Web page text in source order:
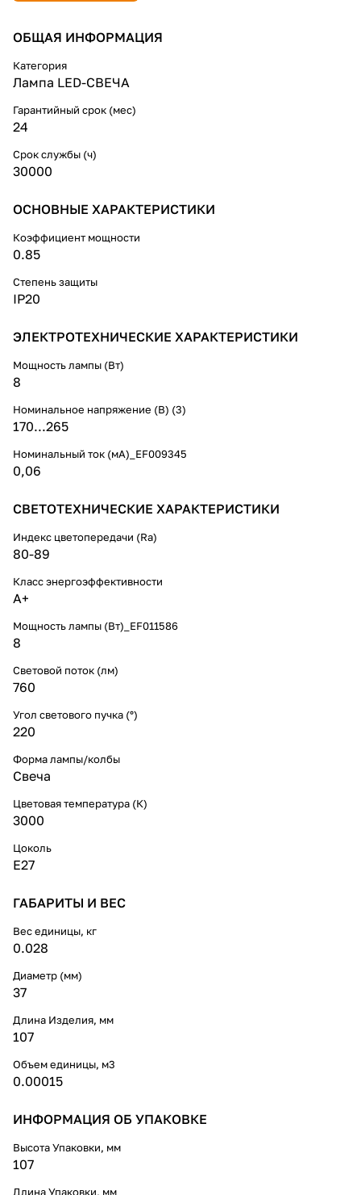
ОБЩАЯ ИНФОРМАЦИЯ
Категория
Лампа LED-СВЕЧА
Гарантийный срок (мес)
24
Срок службы (ч)
30000
ОСНОВНЫЕ ХАРАКТЕРИСТИКИ
Коэффициент мощности
0.85
Степень защиты
IP20
ЭЛЕКТРОТЕХНИЧЕСКИЕ ХАРАКТЕРИСТИКИ
Мощность лампы (Вт)
8
Номинальное напряжение (В) (3)
170...265
Номинальный ток (мА)_EF009345
0,06
СВЕТОТЕХНИЧЕСКИЕ ХАРАКТЕРИСТИКИ
Индекс цветопередачи (Ra)
80-89
Класс энергоэффективности
A+
Мощность лампы (Вт)_EF011586
8
Световой поток (лм)
760
Угол светового пучка (°)
220
Форма лампы/колбы
Свеча
Цветовая температура (К)
3000
Цоколь
E27
ГАБАРИТЫ И ВЕС
Вес единицы, кг
0.028
Диаметр (мм)
37
Длина Изделия, мм
107
Объем единицы, м3
0.00015
ИНФОРМАЦИЯ ОБ УПАКОВКЕ
Высота Упаковки, мм
107
Длина Упаковки, мм